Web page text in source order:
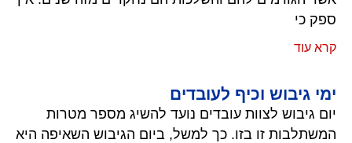
ספק כי
קרא עוד
ימי גיבוש וכיף לעובדים
יום גיבוש לצוות עובדים נועד להשיג מספר מטרות
המשתלבות זו בזו. כך למשל, ביום הגיבוש השאיפה היא